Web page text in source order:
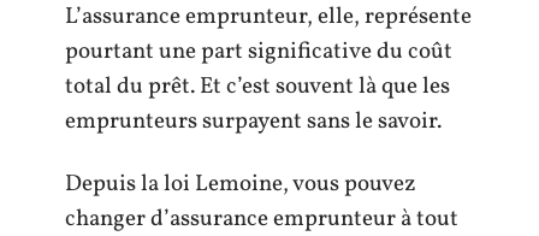
L’assurance emprunteur, elle, représente
pourtant une part significative du coût
total du prêt. Et c’est souvent là que les
emprunteurs surpayent sans le savoir.
Depuis la loi Lemoine, vous pouvez
changer d’assurance emprunteur à tout